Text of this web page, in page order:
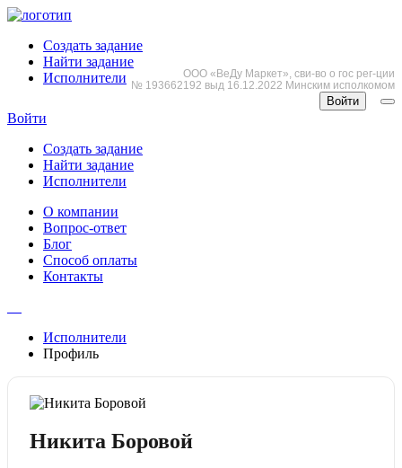
Создать задание
Найти задание
Исполнители
ООО «ВеДу Маркет», сви-во о гос рег-ции
№ 193662192 выд 16.12.2022 Минским исполкомом
Войти
Войти
Создать задание
Найти задание
Исполнители
О компании
Вопрос-ответ
Блог
Способ оплаты
Контакты
Исполнители
Профиль
Никита Боровой